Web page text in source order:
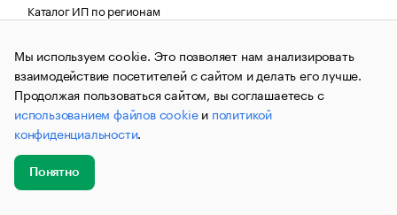
Каталог ИП по регионам
Правила использования изображений
Контакты
Справка по сервису
Поиск по ОГРН
Мы используем cookie. Это позволяет нам анализировать
взаимодействие посетителей с сайтом и делать его лучше.
Продолжая пользоваться сайтом, вы соглашаетесь с
использованием файлов cookieи политикой
конфиденциальности.
Понятно